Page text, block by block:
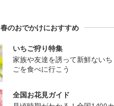
春のおでかけにおすすめ
いちご狩り特集
家族や友達を誘って新鮮ないち
ごを食べに行こう
全国お花見ガイド